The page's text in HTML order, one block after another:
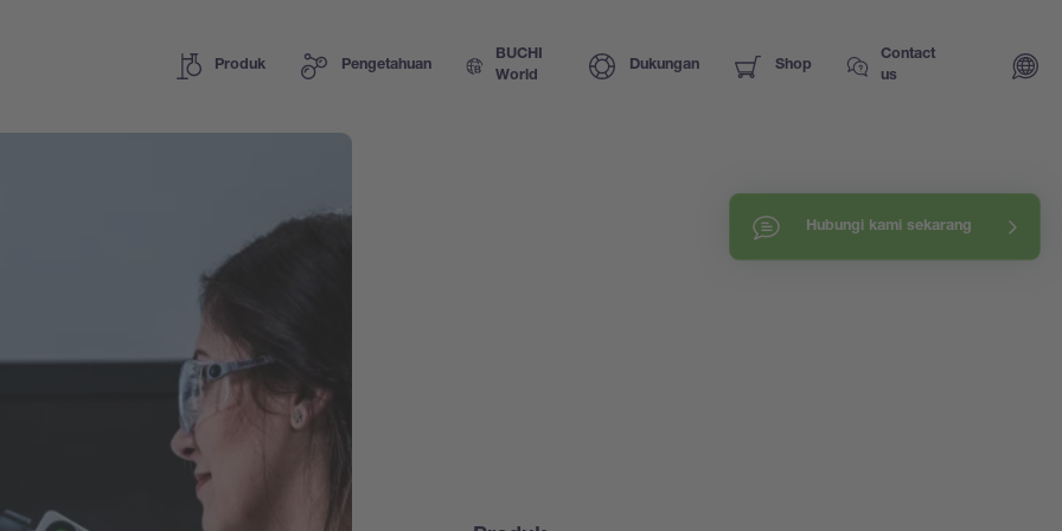
Produk Pengetahuan
BUCHI
World
Dukungan Shop
Contact
us
Hubungi kami sekarang